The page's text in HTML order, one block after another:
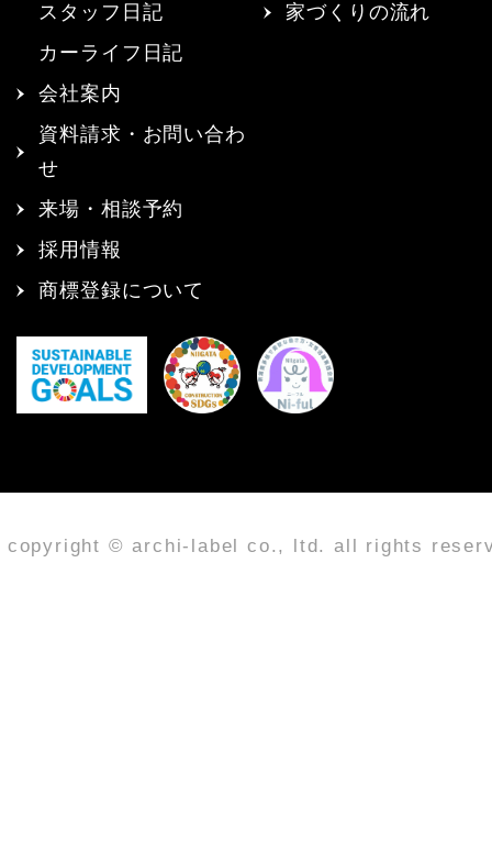
スタッフ日記
カーライフ日記
家づくりの流れ
会社案内
資料請求・お問い合わ
せ
来場・相談予約
採用情報
商標登録について
copyright © archi-label co., ltd. all rights